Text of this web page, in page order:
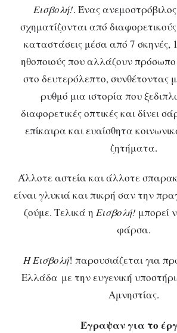
Εισβολή!. Ένας
σχηματίζονται από
καταστάσεις μέσα από 7 σκηνές,
ηθοποιούς που αλλάζουν πρόσωπο
στο δευτερόλεπτο, συνθέτοντας
ρυθμό μια ιστορία που
διαφορετικές οπτικές και δίνει
επίκαιρα και ευαίσθητα
ζητήματα.
Άλλοτε αστεία και άλλοτε
είναι γλυκιά και πικρή σαν την
ζούμε. Τελικά η Εισβολή! μπορεί
φάρσα.
Η Εισβολή! παρουσιάζεται για
Ελλάδα με την ευγενική
Αμνηστίας.
Έγραψανγιατο